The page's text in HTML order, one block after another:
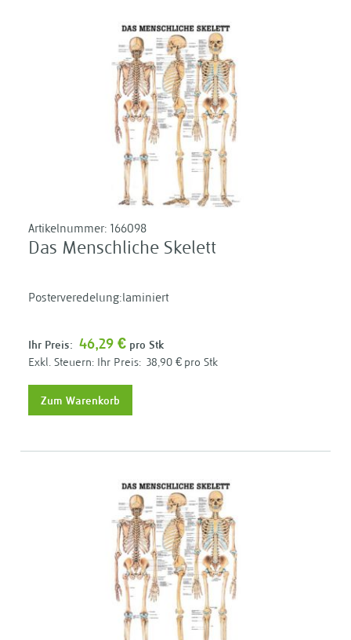
Artikelnummer: 166098
Das Menschliche Skelett
Posterveredelung:laminiert
Ihr Preis: 46,29 € pro Stk
Ihr Preis: 38,90 € pro Stk
Zum Warenkorb